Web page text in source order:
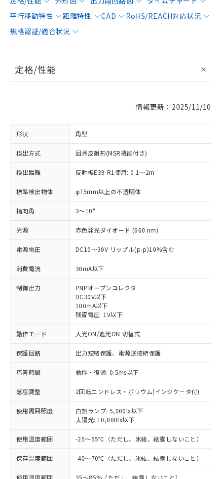
平行移動特性
距離特性 CAD
RoHS/REACH対応状況
規格認証/適合状況
定格/性能
情報更新：2025/11/10
形状 角型
検出方式 回帰反射形(MSR機能付き)
検出距離 反射板E39-R1使用: 0.1～2m
標準検出物体 φ75mm以上の不透明体
指向角 3～10°
光源 赤色発光ダイオード (660 nm)
電源電圧 DC10～30V リップル(p-p)10%含む
消費電流 30mA以下
制御出力
PNPオープンコレクタ
DC30V以下
100mA以下
残留電圧: 1V以下
動作モード 入光ON/遮光ON 切替式
保護回路 出力短絡保護、電源逆接続保護
応答時間 動作・復帰: 0.5ms以下
感度調整 2回転エンドレス・ボリウム(インジケータ付)
使用周囲照度
白熱ランプ: 5,000lx以下
太陽光: 10,000lx以下
使用温度範囲 -25～55℃（ただし、氷結、結露しないこと）
保存温度範囲 -40～70℃（ただし、氷結、結露しないこと）
使用湿度範囲 35～85%（ただし、結露しないこと）
※1 対応状況
対応済み：EU RoHS指令（10物質）の
非含有に対応した製品が提供可能な商品で